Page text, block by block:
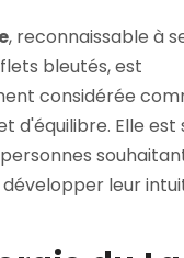
, reconnaissable à
bleutés, est
considérée
d'équilibre. Elle est
leur